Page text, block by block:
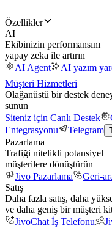
Özellikler
AI
Ekibinizin performansını
yapay zeka ile artırın
AI Agent
AI yazım
Müşteri Hizmetleri
Olağanüstü bir destek
sunun
Siteniz için Canlı Destek
Entegrasyonu
Telegram
Pazarlama
Trafiği nitelikli potansiyel
müşterilere dönüştürün
Jivo Pazarlama
Geri-
Satış
Daha fazla satış, daha
ve daha geniş bir müşteri
JivoChat İş Telefonu